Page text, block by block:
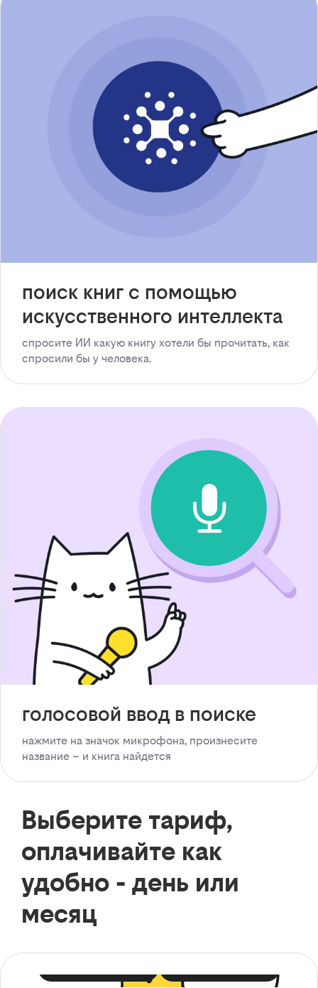
поиск книг с помощью
искусственного интеллекта
спросите ИИ какую книгу хотели бы прочитать, как
спросили бы у человека.
голосовой ввод в поиске
нажмите на значок микрофона, произнесите
название – и книга найдется
Выберите тариф,
оплачивайте как
удобно - день или
месяц